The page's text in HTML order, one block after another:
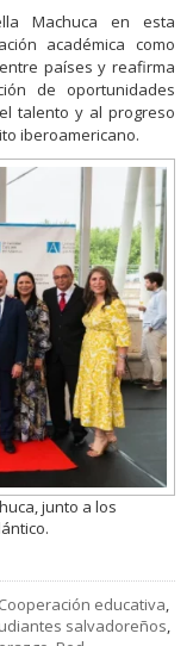
Machuca en esta
académica como
países y reafirma
de oportunidades
talento y al progreso
iberoamericano.
junto a los
Cooperación educativa,
salvadoreños,